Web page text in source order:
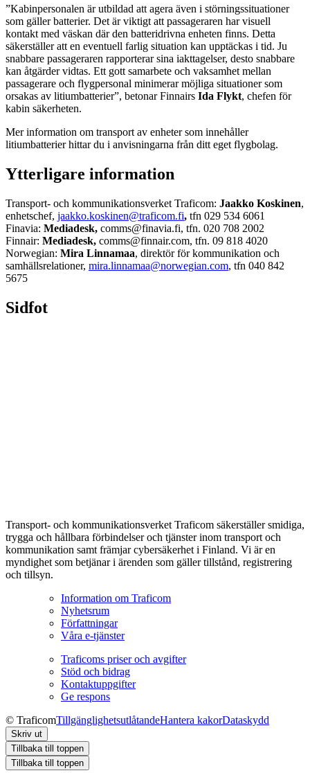
”Kabinpersonalen är utbildad att agera även i störningssituationer
som gäller batterier. Det är viktigt att passageraren har visuell
kontakt med väskan där den batteridrivna enheten finns. Detta
säkerställer att en eventuell farlig situation kan upptäckas i tid. Ju
snabbare passageraren rapporterar sina iakttagelser, desto snabbare
kan åtgärder vidtas. Ett gott samarbete och vaksamhet mellan
passagerare och flygpersonal minimerar möjliga situationer som
orsakas av litiumbatterier”, betonar Finnairs Ida Flykt, chefen för
kabin säkerheten.
Mer information om transport av enheter som innehåller
litiumbatterier hittar du i anvisningarna från ditt eget flygbolag.
Ytterligare information
Transport- och kommunikationsverket Traficom: Jaakko Koskinen,
enhetschef, jaakko.koskinen@traficom.fi, tfn 029 534 6061
Finavia: Mediadesk, comms@finavia.fi, tfn. 020 708 2002
Finnair: Mediadesk, comms@finnair.com, tfn. 09 818 4020
Norwegian: Mira Linnamaa, direktör för kommunikation och
samhällsrelationer, mira.linnamaa@norwegian.com, tfn 040 842
5675
Sidfot
Transport- och kommunikationsverket Traficom säkerställer smidiga,
trygga och hållbara förbindelser och tjänster inom transport och
kommunikation samt främjar cybersäkerhet i Finland. Vi är en
myndighet som betjänar i ärenden som gäller tillstånd, registrering
och tillsyn.
Information om Traficom
Nyhetsrum
Författningar
Våra e-tjänster
Traficoms priser och avgifter
Stöd och bidrag
Kontaktuppgifter
Ge respons
© TraficomTillgänglighetsutlåtandeHantera kakorDataskydd
Skriv ut
Tillbaka till toppen
Tillbaka till toppen